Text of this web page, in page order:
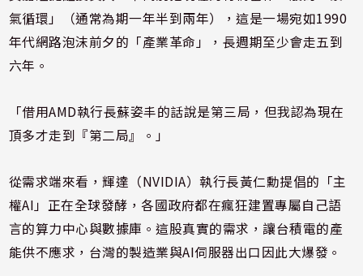
氣循環」（通常為期一年半到兩年），這是一場宛如1990
年代網路泡沫前夕的「產業革命」，長週期至少會走五到
六年。
「借用AMD執行長蘇姿丰的話說是第三局，但我認為現在
頂多才走到『第二局』。」
從需求端來看，輝達（NVIDIA）執行長黃仁勳提倡的「主
權AI」正在全球發酵，各國政府都在瘋狂建置專屬自己語
言的算力中心與數據庫。這股真實的需求，讓台積電的產
能供不應求，台灣的製造業與AI伺服器出口因此大爆發。